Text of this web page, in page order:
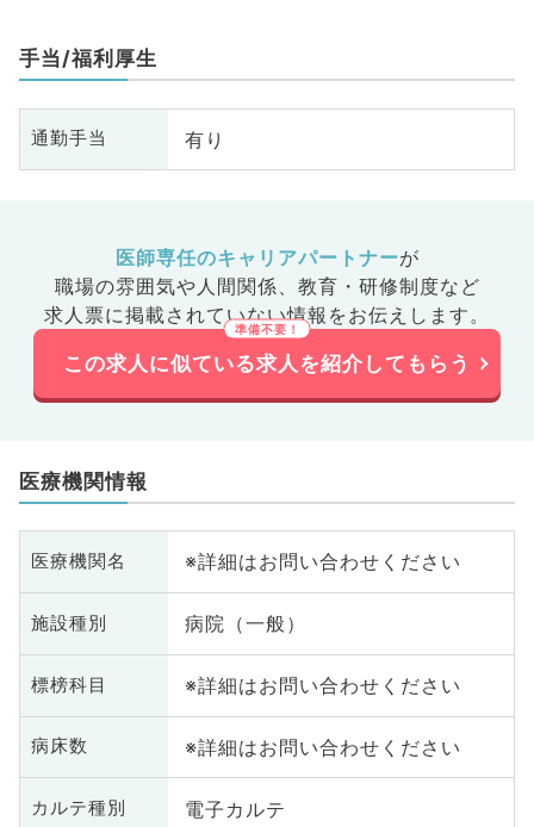
手当/福利厚生
通勤手当 有り
医師専任のキャリアパートナーが
職場の雰囲気や人間関係、 教育・研修制度など
求人票に掲載されていない情報をお伝えします。
この求人に似ている求人を紹介してもらう
医療機関情報
医療機関名 ※詳細はお問い合わせください
施設種別 病院（一般）
標榜科目 ※詳細はお問い合わせください
病床数 ※詳細はお問い合わせください
カルテ種別 電子カルテ